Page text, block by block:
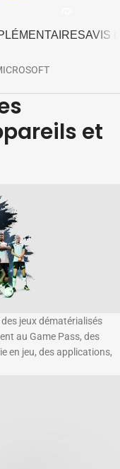
AVIS
et
jeux dématérialisés
au Game Pass, des
en jeu, des applications,